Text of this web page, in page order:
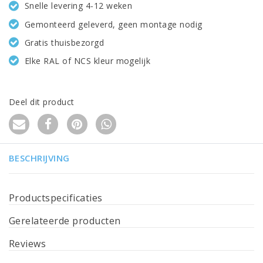
Snelle levering 4-12 weken
Gemonteerd geleverd, geen montage nodig
Gratis thuisbezorgd
Elke RAL of NCS kleur mogelijk
Deel dit product
BESCHRIJVING
Productspecificaties
Gerelateerde producten
Reviews